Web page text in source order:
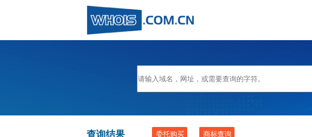
查询结果 委托购买 商标查询